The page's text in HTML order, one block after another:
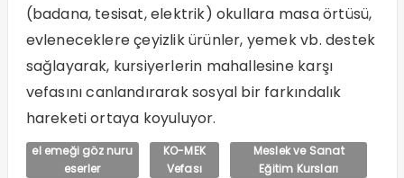
(badana, tesisat, elektrik) okullara masa örtüsü,
evleneceklere çeyizlik ürünler, yemek vb. destek
sağlayarak, kursiyerlerin mahallesine karşı
vefasını canlandırarak sosyal bir farkındalık
hareketi ortaya koyuluyor.
el emeği göz nuru
eserler
KO-MEK
Vefası
Meslek ve Sanat
Eğitim Kursları